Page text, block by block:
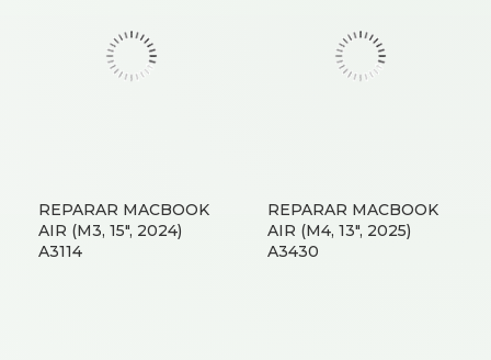
REPARAR MACBOOK
AIR (M3, 15″, 2024)
A3114
REPARAR MACBOOK
AIR (M4, 13″, 2025)
A3430